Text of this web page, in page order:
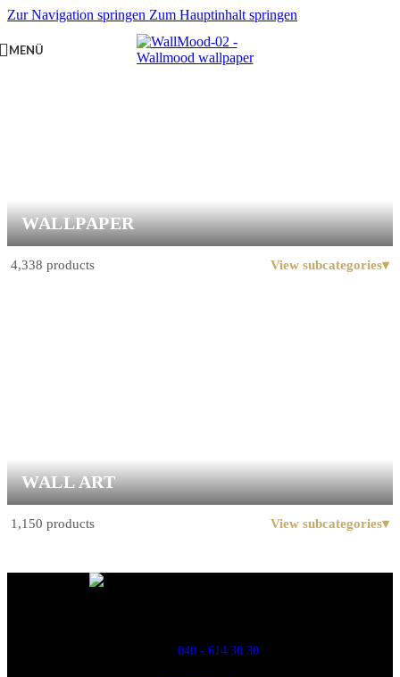
Zur Navigation springen Zum Hauptinhalt springen
MENÜ
WALLPAPER
4,338 products View subcategories▾
WALL ART
1,150 products View subcategories▾
040 - 614 30 30